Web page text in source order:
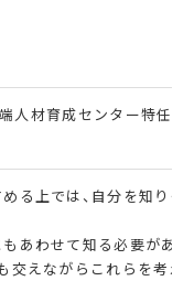
人材育成センター特任助
る上では、自分を知りそ
あわせて知る必要があり
交えながらこれらを考え